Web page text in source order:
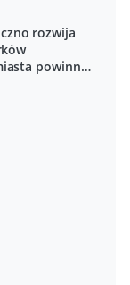
rozwija
powinny